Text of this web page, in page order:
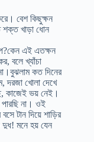
বেশ কিছুক্ষন
শক্ত খাড়া ধোন
এই এতক্ষন
বলে খ্যাঁচা
কত দিনের
দরজা খোলা দেখে
কাজেই ভয় নেই।
না। ওই
টান দিয়ে শাড়ির
মনে হয় যেন